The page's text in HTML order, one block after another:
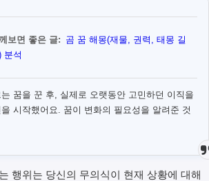
보면 좋은 글: 곰 꿈 해몽(재물, 권력, 태몽 길
분석
꿈을 꾼 후, 실제로 오랫동안 고민하던 이직을
시작했어요. 꿈이 변화의 필요성을 알려준 것
행위는 당신의 무의식이 현재 상황에 대해